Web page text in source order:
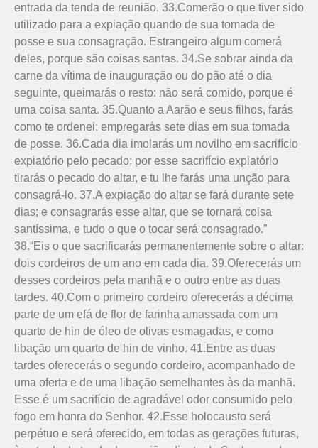
entrada da tenda de reunião. 33.Comerão o que tiver sido
utilizado para a expiação quando de sua tomada de
posse e sua consagração. Estrangeiro algum comerá
deles, porque são coisas santas. 34.Se sobrar ainda da
carne da vítima de inauguração ou do pão até o dia
seguinte, queimarás o resto: não será comido, porque é
uma coisa santa. 35.Quanto a Aarão e seus filhos, farás
como te ordenei: empregarás sete dias em sua tomada
de posse. 36.Cada dia imolarás um novilho em sacrifício
expiatório pelo pecado; por esse sacrifício expiatório
tirarás o pecado do altar, e tu lhe farás uma unção para
consagrá-lo. 37.A expiação do altar se fará durante sete
dias; e consagrarás esse altar, que se tornará coisa
santíssima, e tudo o que o tocar será consagrado.”
38.“Eis o que sacrificarás permanentemente sobre o altar:
dois cordeiros de um ano em cada dia. 39.Oferecerás um
desses cordeiros pela manhã e o outro entre as duas
tardes. 40.Com o primeiro cordeiro oferecerás a décima
parte de um efá de flor de farinha amassada com um
quarto de hin de óleo de olivas esmagadas, e como
libação um quarto de hin de vinho. 41.Entre as duas
tardes oferecerás o segundo cordeiro, acompanhado de
uma oferta e de uma libação semelhantes às da manhã.
Esse é um sacrifício de agradável odor consumido pelo
fogo em honra do Senhor. 42.Esse holocausto será
perpétuo e será oferecido, em todas as gerações futuras,